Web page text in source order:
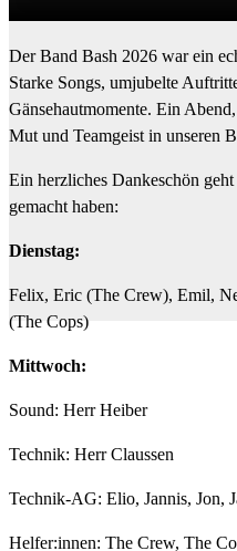
Der Band Bash 2026 war ein
Starke Songs, umjubelte
Gänsehautmomente. Ein
Mut und Teamgeist in unseren
Ein herzliches Dankeschön
gemacht haben:
Dienstag:
Felix, Eric (The Crew), Emil,
(The Cops)
Mittwoch:
Sound: Herr Heiber
Technik: Herr Claussen
Technik-AG: Elio, Jannis, Jon,
Helfer:innen: The Crew, The